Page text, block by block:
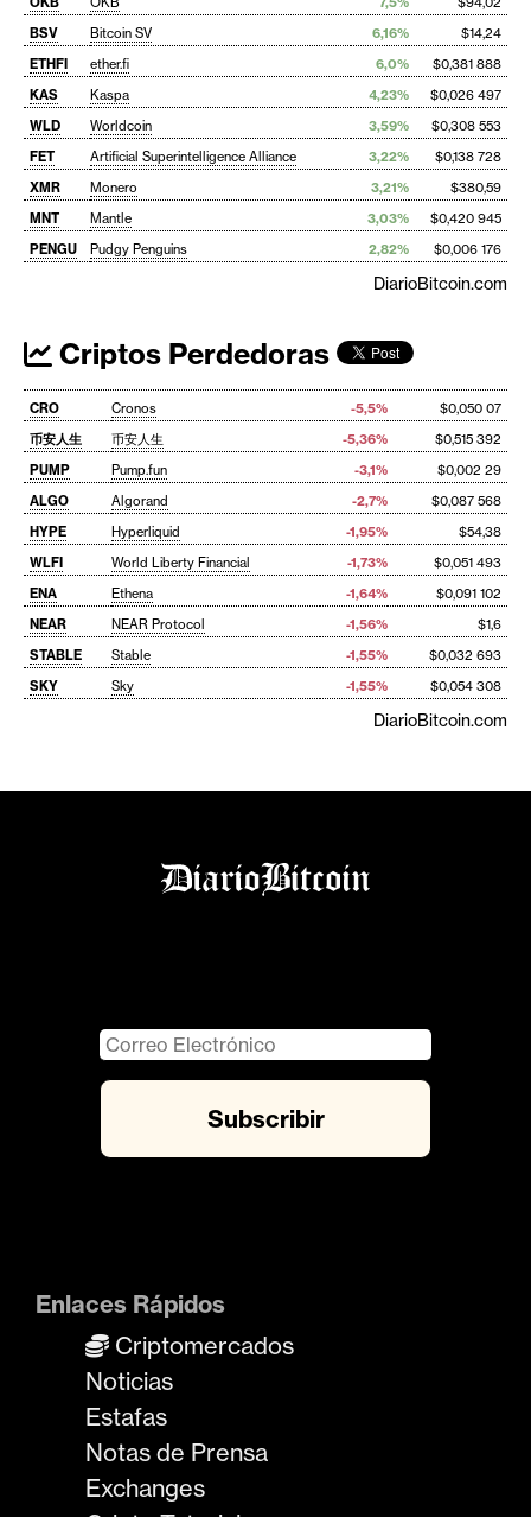
BSV
Bitcoin SV 6,16%
$14,24
ETHFI
ether.fi 6,0%
$0,381 888
KAS
Kaspa 4,23%
$0,026 497
WLD
Worldcoin 3,59%
$0,308 553
FET
Artificial Superintelligence Alliance 3,22%
$0,138 728
XMR
Monero 3,21%
$380,59
MNT
Mantle 3,03%
$0,420 945
PENGU
Pudgy Penguins 2,82% $0,006 176
DiarioBitcoin.com
Criptos Perdedoras
CRO Cronos -5,5%
$0,050 07
币安人生
币安人生 -5,36%
$0,515 392
PUMP
Pump.fun -3,1%
$0,002 29
ALGO
Algorand -2,7%
$0,087 568
HYPE
Hyperliquid -1,95%
$54,38
WLFI
World Liberty Financial -1,73%
$0,051 493
ENA
Ethena -1,64%
$0,091 102
NEAR
NEAR Protocol -1,56%
$1,6
STABLE
Stable -1,55%
$0,032 693
SKY
Sky -1,55% $0,054 308
DiarioBitcoin.com
Enlaces Rápidos
Criptomercados
Noticias
Estafas
Notas de Prensa
Exchanges